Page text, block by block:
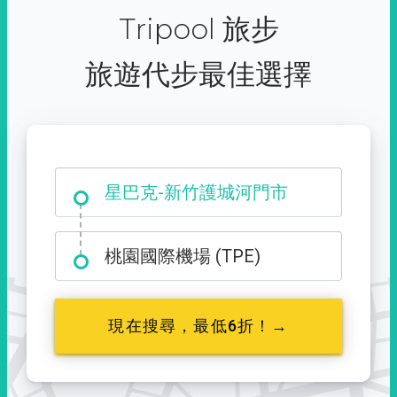
Tripool 旅步
旅遊代步最佳選擇
星巴克-新竹護城河門市
大霸尖山登山口
桃園國際機場 (TPE)
現在搜尋，最低6折！→